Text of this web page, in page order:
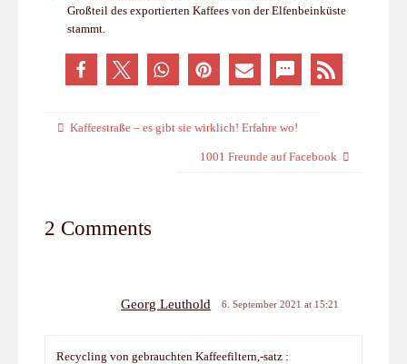
Großteil des exportierten Kaffees von der Elfenbeinküste
stammt.
Kaffeestraße – es gibt sie wirklich! Erfahre wo!
1001 Freunde auf Facebook
2 Comments
Georg Leuthold 6. September 2021 at 15:21
Recycling von gebrauchten Kaffeefiltern,-satz :